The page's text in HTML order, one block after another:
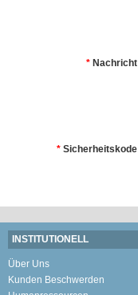
Nachricht
Sicherheitskode
INSTITUTIONELL
Über Uns
Kunden Beschwerden